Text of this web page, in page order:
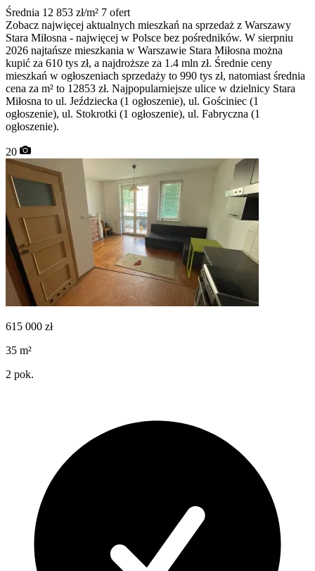
Średnia 12 853 zł/m² 7 ofert
Zobacz najwięcej aktualnych mieszkań na sprzedaż z Warszawy
Stara Miłosna - najwięcej w Polsce bez pośredników. W sierpniu
2026 najtańsze mieszkania w Warszawie Stara Miłosna można
kupić za 610 tys zł, a najdroższe za 1.4 mln zł. Średnie ceny
mieszkań w ogłoszeniach sprzedaży to 990 tys zł, natomiast średnia
cena za m² to 12853 zł. Najpopularniejsze ulice w dzielnicy Stara
Miłosna to ul. Jeździecka (1 ogłoszenie), ul. Gościniec (1
ogłoszenie), ul. Stokrotki (1 ogłoszenie), ul. Fabryczna (1
ogłoszenie).
20
615 000 zł
35 m²
2 pok.